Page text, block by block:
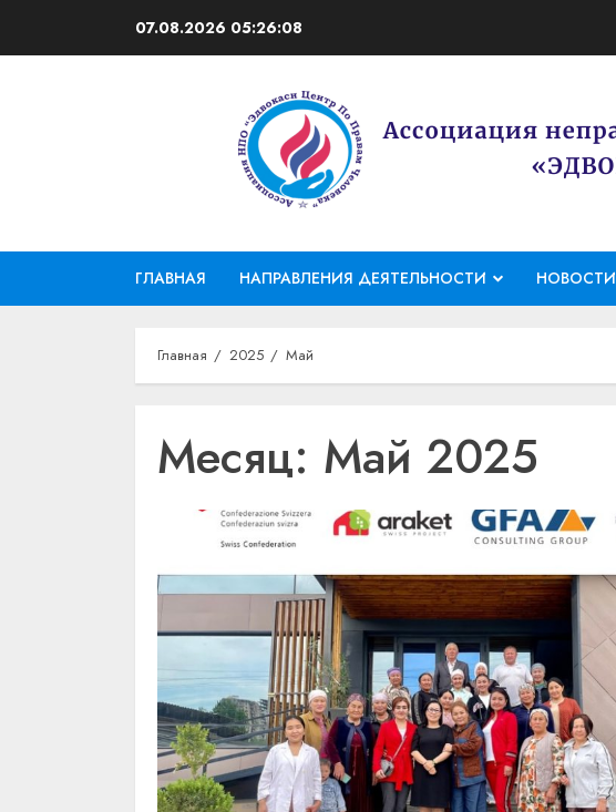
07.08.2026 05:26:09
ГЛАВНАЯ НАПРАВЛЕНИЯ ДЕЯТЕЛЬНОСТИ НОВОСТИ
Главная 2025 Май
Месяц: Май 2025